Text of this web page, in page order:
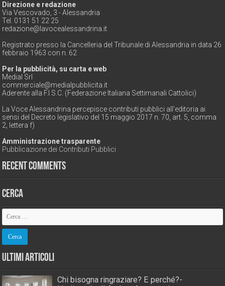
Direzione e redazione
Via Vescovado, 3 - Alessandria
Tel. 0131 51 22 25
redazione@lavocealessandrina.it
Registrato presso la Cancelleria del Tribunale di Alessandria in data 26
febbraio 1963 con n. 62
Per la pubblicità, su carta e web
Medial Srl
commerciale@medialpubblicita.it
Aderente alla F.I.S.C. (Federazione Italiana Settimanali Cattolici)
La Voce Alessandrina percepisce contributi pubblici all'editoria ai
sensi del Decreto legislativo del 15 maggio 2017 n. 70, art. 5, comma
2, lettera f)
Amministrazione trasparente
Pubblicazione dei Contributi Pubblici
Recent Comments
Cerca
Ultimi Articoli
Chi bisogna ringraziare? E perché?-